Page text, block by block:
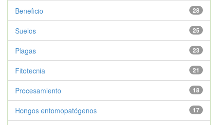
28
Beneficio
25
Suelos
23
Plagas
21
Fitotecnia
18
Procesamiento
17
Hongos entomopatógenos